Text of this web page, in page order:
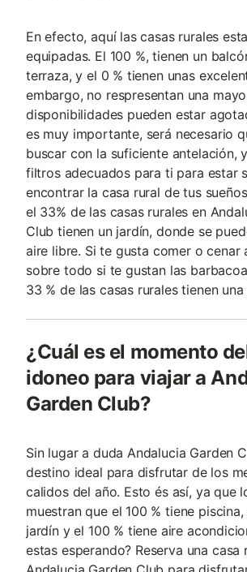
En efecto, aquí las casas rurales
equipadas. El 100 %, tienen un
terraza, y el 0 % tienen unas
embargo, no respresentan una
disponibilidades pueden estar
es muy importante, será necesario
buscar con la suficiente antelación,
filtros adecuados para ti para estar
encontrar la casa rural de tus
el 33% de las casas rurales en
Club tienen un jardín, donde se
aire libre. Si te gusta comer o cenar
sobre todo si te gustan las
33 % de las casas rurales tienen
¿Cuál es el momento
idoneo para viajar a
Garden Club?
Sin lugar a duda Andalucia Garden
destino ideal para disfrutar de los
calidos del año. Esto és así, ya que
muestran que el 100 % tiene
jardín y el 100 % tiene aire
estas esperando? Reserva una casa